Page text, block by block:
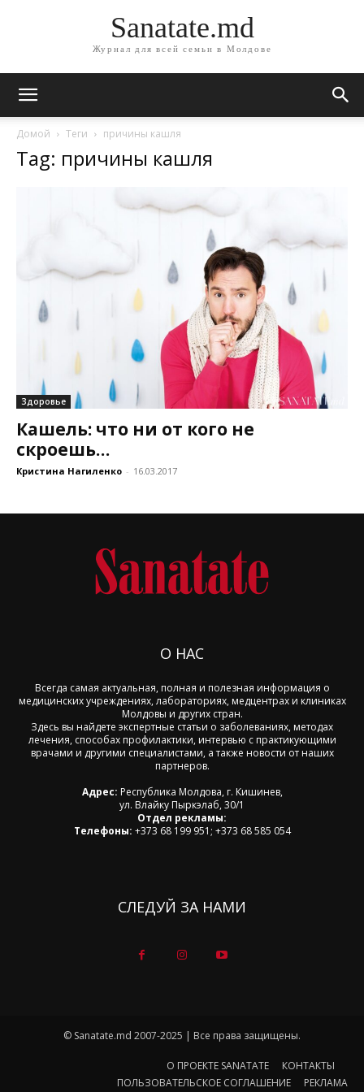
Sanatate.md
Журнал для всей семьи в Молдове
Домой Теги причины кашля
Tag: причины кашля
Здоровье
Кашель: что ни от кого не
скроешь…
Кристина Нагиленко - 16.03.2017
О НАС
Всегда самая актуальная, полная и полезная информация о
медицинских учреждениях, лабораториях, медцентрах и клиниках
Молдовы и других стран.
Здесь вы найдете экспертные статьи о заболеваниях, методах
лечения, способах профилактики, интервью с практикующими
врачами и другими специалистами, а также новости от наших
партнеров.
Адрес: Республика Молдова, г. Кишинев,
ул. Влайку Пыркэлаб, 30/1
Отдел рекламы:
Телефоны: +373 68 199 951; +373 68 585 054
СЛЕДУЙ ЗА НАМИ
© Sanatate.md 2007-2025 | Все права защищены.
О ПРОЕКТЕ SANATATE
КОНТАКТЫ
ПОЛЬЗОВАТЕЛЬСКОЕ СОГЛАШЕНИЕ
РЕКЛАМА